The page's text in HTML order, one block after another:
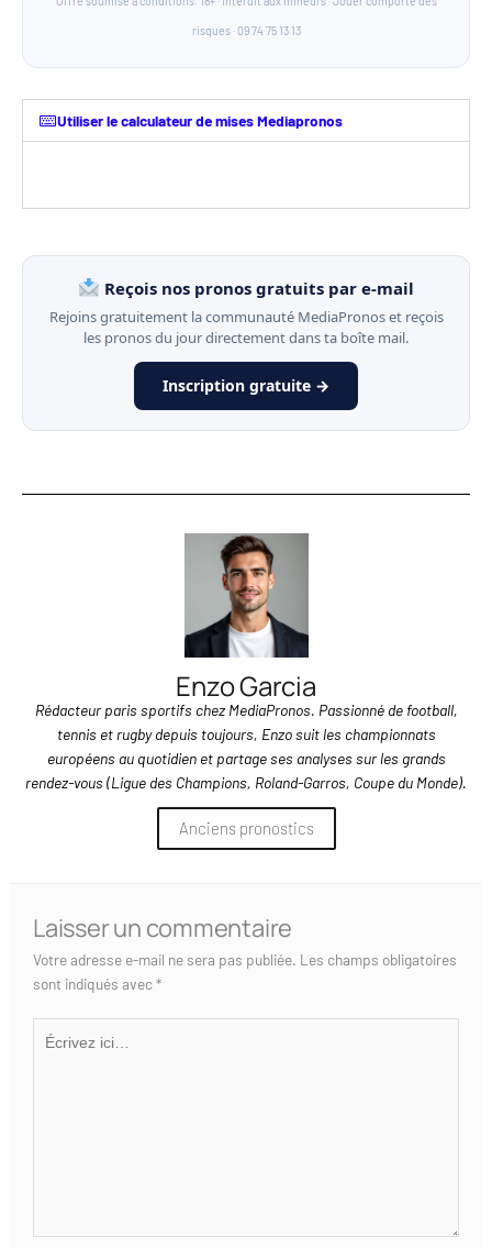
risques · 09 74 75 13 13
Utiliser le calculateur de mises Mediapronos
Reçois nos pronos gratuits par e-mail
Rejoins gratuitement la communauté MediaPronos et reçois
les pronos du jour directement dans ta boîte mail.
Inscription gratuite →
Enzo Garcia
Rédacteur paris sportifs chez MediaPronos. Passionné de football,
tennis et rugby depuis toujours, Enzo suit les championnats
européens au quotidien et partage ses analyses sur les grands
rendez-vous (Ligue des Champions, Roland-Garros, Coupe du Monde).
Anciens pronostics
Laisser un commentaire
Votre adresse e-mail ne sera pas publiée. Les champs obligatoires
sont indiqués avec*
ici…